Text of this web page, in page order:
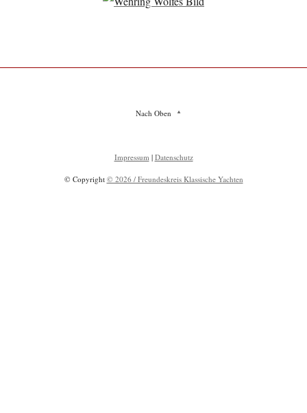
Nach Oben
Impressum | Datenschutz
© Copyright © 2026 / Freundeskreis Klassische Yachten